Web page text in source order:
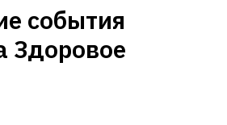
события
Здоровое